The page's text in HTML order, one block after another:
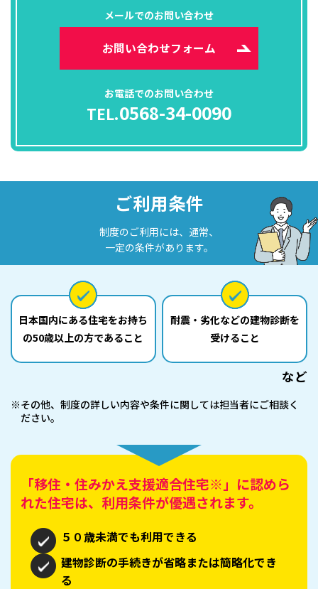
メールでのお問い合わせ
お問い合わせフォーム
お電話でのお問い合わせ
TEL.0568-34-0090
ご利用条件
制度のご利用には、通常、
一定の条件があります。
日本国内にある住宅をお持ち
の50歳以上の方であること
耐震・劣化などの建物診断を
受けること
など
※その他、制度の詳しい内容や条件に関しては担当者にご相談く
ださい。
「移住・住みかえ支援適合住宅※」に認めら
れた住宅は、利用条件が優遇されます。
５０歳未満でも利用できる
建物診断の手続きが省略または簡略化でき
る